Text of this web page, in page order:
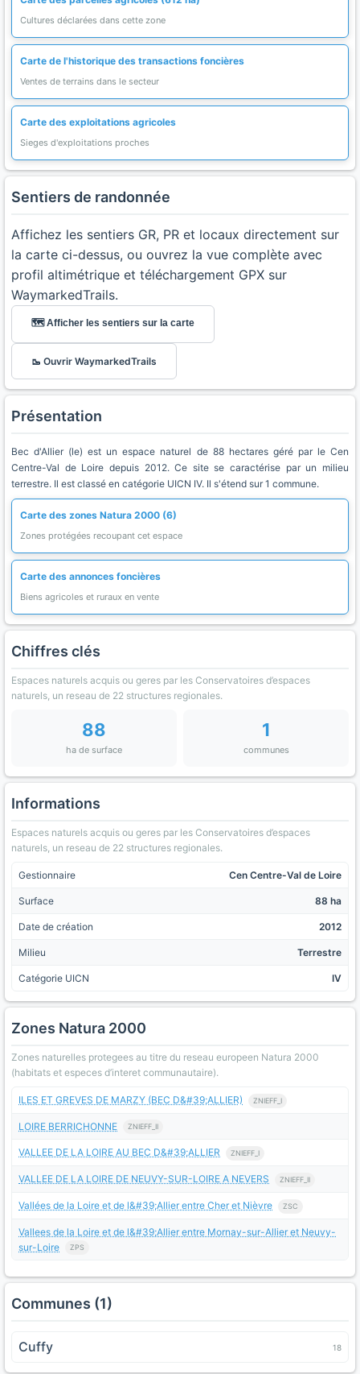
Cultures déclarées dans cette zone
Carte de l'historique des transactions foncières
Ventes de terrains dans le secteur
Carte des exploitations agricoles
Sieges d'exploitations proches
Sentiers de randonnée
Affichez les sentiers GR, PR et locaux directement sur
la carte ci-dessus, ou ouvrez la vue complète avec
profil altimétrique et téléchargement GPX sur
WaymarkedTrails.
🗺️ Afficher les sentiers sur la carte
🥾 Ouvrir WaymarkedTrails
Présentation
Bec d'Allier (le) est un espace naturel de 88 hectares géré par le Cen
Centre-Val de Loire depuis 2012. Ce site se caractérise par un milieu
terrestre. Il est classé en catégorie UICN IV. Il s'étend sur 1 commune.
Carte des zones Natura 2000 (6)
Zones protégées recoupant cet espace
Carte des annonces foncières
Biens agricoles et ruraux en vente
Chiffres clés
Espaces naturels acquis ou geres par les Conservatoires d’espaces
naturels, un reseau de 22 structures regionales.
88
ha de surface
1
communes
Informations
Espaces naturels acquis ou geres par les Conservatoires d’espaces
naturels, un reseau de 22 structures regionales.
Gestionnaire Cen Centre-Val de Loire
Surface 88 ha
Date de création 2012
Milieu Terrestre
Catégorie UICN IV
Zones Natura 2000
Zones naturelles protegees au titre du reseau europeen Natura 2000
(habitats et especes d’interet communautaire).
ILES ET GREVES DE MARZY (BEC D&#39;ALLIER) ZNIEFF_I
LOIRE BERRICHONNE ZNIEFF_II
VALLEE DE LA LOIRE AU BEC D&#39;ALLIER ZNIEFF_I
VALLEE DE LA LOIRE DE NEUVY-SUR-LOIRE A NEVERS ZNIEFF_II
Vallées de la Loire et de l&#39;Allier entre Cher et Nièvre ZSC
Vallees de la Loire et de l&#39;Allier entre Mornay-sur-Allier et Neuvy-
sur-Loire
ZPS
Communes (1)
Cuffy 18